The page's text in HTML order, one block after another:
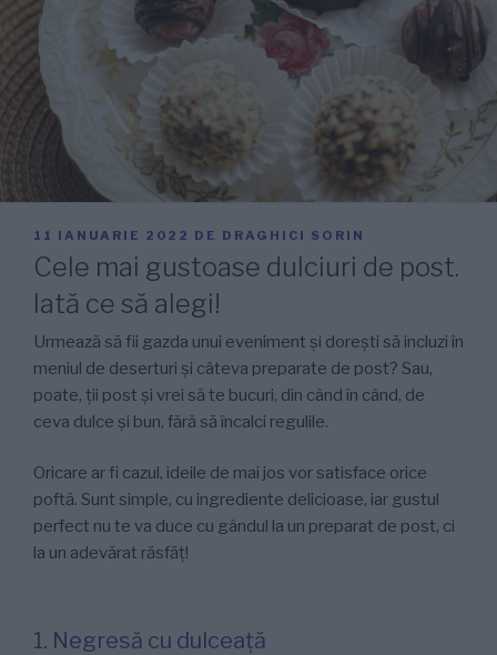
PUBLICAT
PE
11 IANUARIE 2022 DE DRAGHICI SORIN
Cele mai gustoase dulciuri de post.
Iată ce să alegi!
Urmează să fii gazda unui eveniment și dorești să incluzi în
meniul de deserturi și câteva preparate de post? Sau,
poate, ții post și vrei să te bucuri, din când în când, de
ceva dulce și bun, fără să încalci regulile.
Oricare ar fi cazul, ideile de mai jos vor satisface orice
poftă. Sunt simple, cu ingrediente delicioase, iar gustul
perfect nu te va duce cu gândul la un preparat de post, ci
la un adevărat răsfăț!
1. Negresă cu dulceață